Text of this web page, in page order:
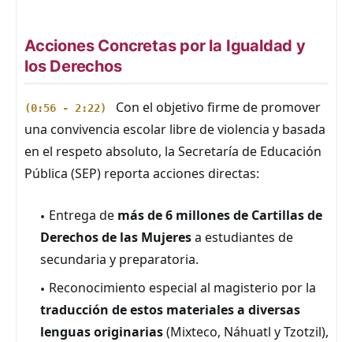
Acciones Concretas por la Igualdad y
los Derechos
(0:56 - 2:22)
Con el objetivo firme de promover
una convivencia escolar libre de violencia y basada
en el respeto absoluto, la Secretaría de Educación
Pública (SEP) reporta acciones directas:
Entrega de más de 6 millones de Cartillas de
Derechos de las Mujeresa estudiantes de
secundaria y preparatoria.
Reconocimiento especial al magisterio por la
traducción de estos materiales a diversas
lenguas originarias(Mixteco, Náhuatl y Tzotzil),